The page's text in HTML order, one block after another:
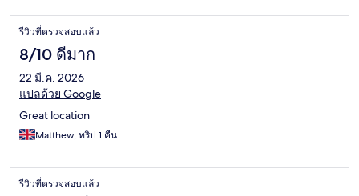
รีวิวที่ตรวจสอบแล้ว
8/10 ดีมาก
22 มี.ค. 2026
แปลด้วย Google
Great location
Matthew, ทริป 1 คืน
รีวิวที่ตรวจสอบแล้ว